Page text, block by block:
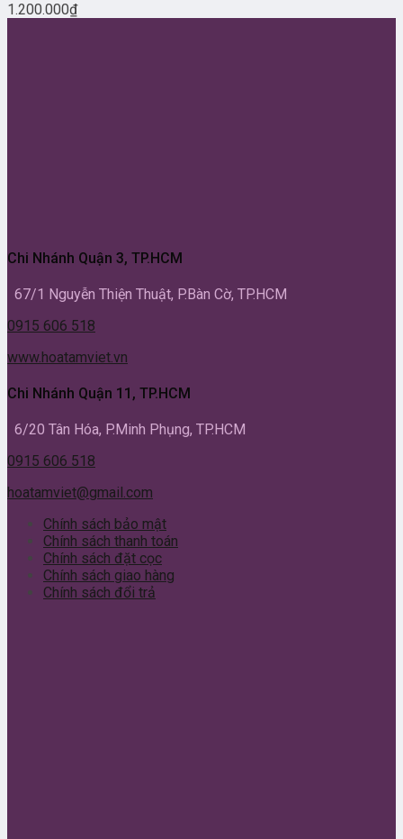
1.200.000₫
Chi Nhánh Quận 3, TP.HCM
67/1 Nguyễn Thiện Thuật, P.Bàn Cờ, TP.HCM
0915 606 518
www.hoatamviet.vn
Chi Nhánh Quận 11, TP.HCM
6/20 Tân Hóa, P.Minh Phụng, TP.HCM
0915 606 518
hoatamviet@gmail.com
Chính sách bảo mật
Chính sách thanh toán
Chính sách đặt cọc
Chính sách giao hàng
Chính sách đổi trả